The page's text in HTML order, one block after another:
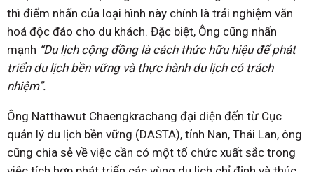
thì điểm nhấn của loại hình này chính là trải nghiệm văn
hoá độc đáo cho du khách. Đặc biệt, Ông cũng nhấn
mạnh “Du lịch cộng đồng là cách thức hữu hiệu để phát
triển du lịch bền vững và thực hành du lịch có trách
nhiệm”.
Ông Natthawut Chaengkrachang đại diện đến từ Cục
quản lý du lịch bền vững (DASTA), tỉnh Nan, Thái Lan, ông
cũng chia sẻ về việc cần có một tổ chức xuất sắc trong